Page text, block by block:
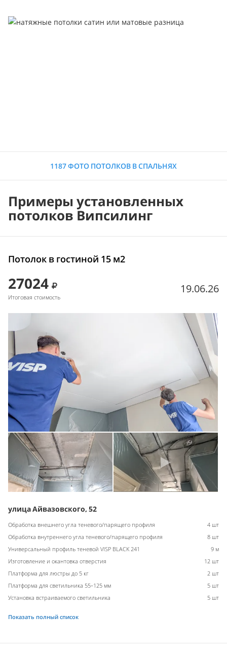
1187 ФОТО ПОТОЛКОВ В СПАЛЬНЯХ
Примеры установленных
потолков Випсилинг
Потолок в гостиной 15 м2
27024
Итоговая стоимость
19.06.26
улица Айвазовского, 52
Обработка внешнего угла теневого/парящего профиля
4 шт
Обработка внутреннего угла теневого/парящего профиля
8 шт
Универсальный профиль теневой VISP BLACK 241
9 м
Изготовление и окантовка отверстия
12 шт
Платформа для люстры до 5 кг
2 шт
Платформа для светильника 55-125 мм
5 шт
Установка встраиваемого светильника
5 шт
Показать полный список